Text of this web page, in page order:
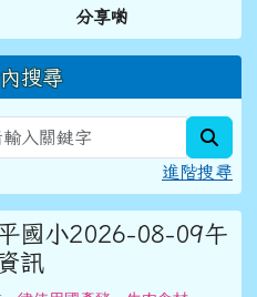
分享喲
搜尋
進階搜尋
國小2026-08-09午
訊